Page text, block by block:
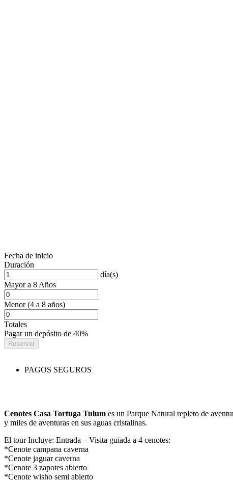
Fecha de inicio
Duración
día(s)
Mayor a 8 Años
Menor (4 a 8 años)
Totales
Pagar un depósito de 40%
Reservar
PAGOS SEGUROS
Cenotes Casa Tortuga Tulum es un Parque Natural repleto de
y miles de aventuras en sus aguas cristalinas.
El tour Incluye: Entrada – Visita guiada a 4 cenotes:
*Cenote campana caverna
*Cenote jaguar caverna
*Cenote 3 zapotes abierto
*Cenote wisho semi abierto